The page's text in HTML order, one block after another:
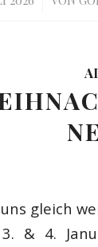
gleich
& 4.